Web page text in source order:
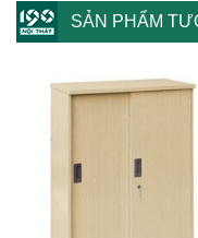
SẢN PHẨM